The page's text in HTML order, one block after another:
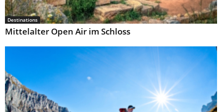
Destinations
Mittelalter Open Air im Schloss